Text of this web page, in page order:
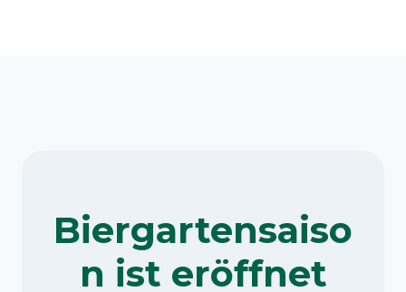
Biergartensaiso
n ist eröffnet